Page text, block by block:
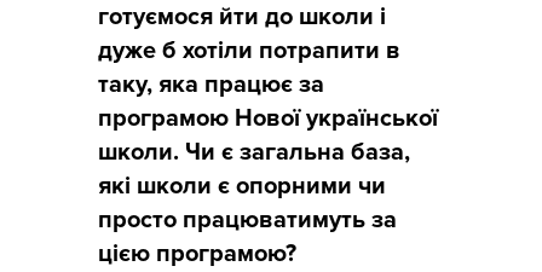
готуємося йти до школи і
дуже б хотіли потрапити в
таку, яка працює за
програмою Нової української
школи. Чи є загальна база,
які школи є опорними чи
просто працюватимуть за
цією програмою?